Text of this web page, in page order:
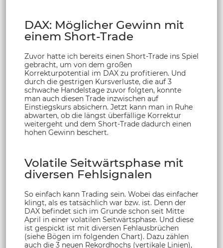
DAX: Möglicher Gewinn mit
einem Short-Trade
Zuvor hatte ich bereits einen Short-Trade ins Spiel
gebracht, um von dem großen
Korrekturpotential im DAX zu profitieren. Und
durch die gestrigen Kursverluste, die auf 3
schwache Handelstage zuvor folgten, konnte
man auch diesen Trade inzwischen auf
Einstiegskurs absichern. Jetzt kann man in Ruhe
abwarten, ob die längst überfällige Korrektur
weitergeht und dem Short-Trade dadurch einen
hohen Gewinn beschert.
Volatile Seitwärtsphase mit
diversen Fehlsignalen
So einfach kann Trading sein. Wobei das einfacher
klingt, als es tatsächlich war bzw. ist. Denn der
DAX befindet sich im Grunde schon seit Mitte
April in einer volatilen Seitwärtsphase. Und diese
ist gespickt ist mit diversen Fehlausbrüchen
(siehe Bögen im folgenden Chart). Dazu zählen
auch die 3 neuen Rekordhochs (vertikale Linien),